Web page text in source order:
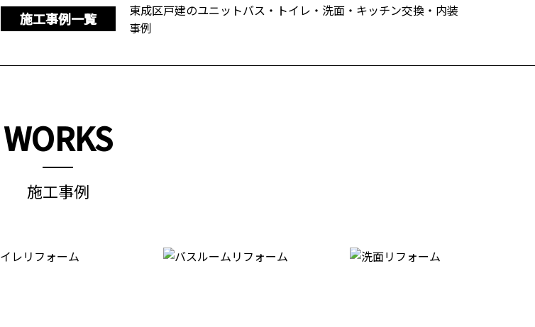
施工事例一覧
東成区戸建のユニットバス・トイレ・洗面・キッチン交換・内装
事例
WORKS
施工事例